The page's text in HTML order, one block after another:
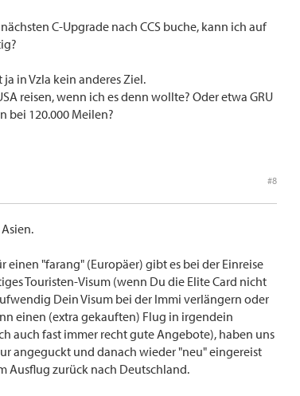
C-Upgrade nach CCS buche, kann ich auf
in Vzla kein anderes Ziel.
reisen, wenn ich es denn wollte? Oder etwa GRU
bei 120.000 Meilen?
#8
einen "farang" (Europäer) gibt es bei der Einreise
Touristen-Visum (wenn Du die Elite Card nicht
Dein Visum bei der Immi verlängern oder
einen (extra gekauften) Flug in irgendein
auch fast immer recht gute Angebote), haben uns
angeguckt und danach wieder "neu" eingereist
Ausflug zurück nach Deutschland.